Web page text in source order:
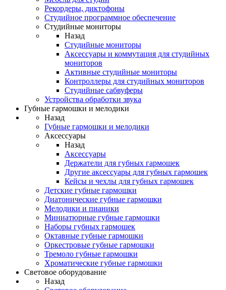
Рекордеры, диктофоны
Студийное программное обеспечение
Студийные мониторы
Назад
Студийные мониторы
Аксессуары и коммутация для студийных
мониторов
Активные студийные мониторы
Контроллеры для студийных мониторов
Студийные сабвуферы
Устройства обработки звука
Губные гармошки и мелодики
Назад
Губные гармошки и мелодики
Аксессуары
Назад
Аксессуары
Держатели для губных гармошек
Другие аксессуары для губных гармошек
Кейсы и чехлы для губных гармошек
Детские губные гармошки
Диатонические губные гармошки
Мелодики и пианики
Миниатюрные губные гармошки
Наборы губных гармошек
Октавные губные гармошки
Оркестровые губные гармошки
Тремоло губные гармошки
Хроматические губные гармошки
Световое оборудование
Назад